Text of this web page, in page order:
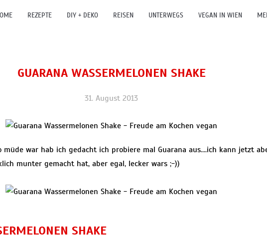
REZEPTE DIY + DEKO REISEN UNTERWEGS VEGAN IN WIEN
GUARANA WASSERMELONEN SHAKE
31. August 2013
müde war hab ich gedacht ich probiere mal Guarana aus….ich kann jetzt
munter gemacht hat, aber egal, lecker wars ;-))
SHAKE